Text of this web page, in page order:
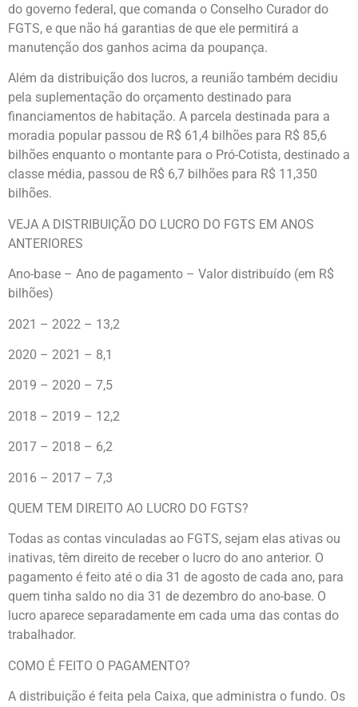
do governo federal, que comanda o Conselho Curador do
FGTS, e que não há garantias de que ele permitirá a
manutenção dos ganhos acima da poupança.
Além da distribuição dos lucros, a reunião também decidiu
pela suplementação do orçamento destinado para
financiamentos de habitação. A parcela destinada para a
moradia popular passou de R$ 61,4 bilhões para R$ 85,6
bilhões enquanto o montante para o Pró-Cotista, destinado a
classe média, passou de R$ 6,7 bilhões para R$ 11,350
bilhões.
VEJA A DISTRIBUIÇÃO DO LUCRO DO FGTS EM ANOS
ANTERIORES
Ano-base – Ano de pagamento – Valor distribuído (em R$
bilhões)
2021 – 2022 – 13,2
2020 – 2021 – 8,1
2019 – 2020 – 7,5
2018 – 2019 – 12,2
2017 – 2018 – 6,2
2016 – 2017 – 7,3
QUEM TEM DIREITO AO LUCRO DO FGTS?
Todas as contas vinculadas ao FGTS, sejam elas ativas ou
inativas, têm direito de receber o lucro do ano anterior. O
pagamento é feito até o dia 31 de agosto de cada ano, para
quem tinha saldo no dia 31 de dezembro do ano-base. O
lucro aparece separadamente em cada uma das contas do
trabalhador.
COMO É FEITO O PAGAMENTO?
A distribuição é feita pela Caixa, que administra o fundo. Os